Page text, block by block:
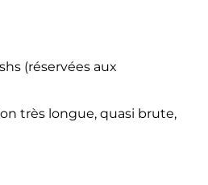
(réservées aux
très longue, quasi brute,